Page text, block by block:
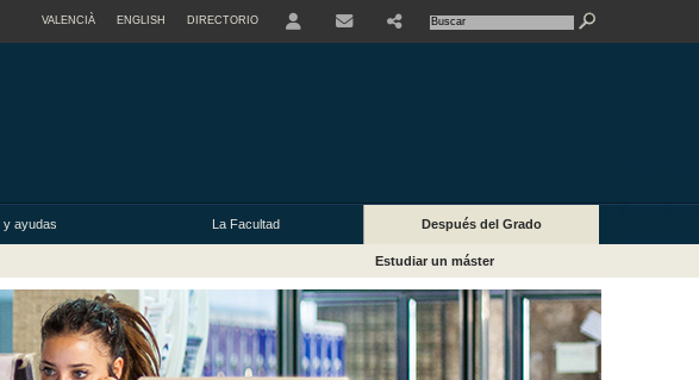
VALENCIÀ ENGLISH DIRECTORIO
y ayudas La Facultad Después del Grado
Estudiar un máster